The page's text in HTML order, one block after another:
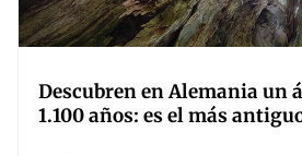
Descubren en Alemania un
1.100 años: es el más